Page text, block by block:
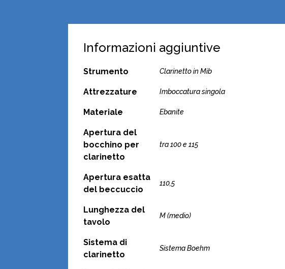
Informazioni aggiuntive
Strumento Clarinetto in Mib
Attrezzature Imboccatura singola
Materiale Ebanite
Apertura del
bocchino per
clarinetto
tra 100 e 115
Apertura esatta
del beccuccio
110,5
Lunghezza del
tavolo
M (medio)
Sistema di
clarinetto
Sistema Boehm